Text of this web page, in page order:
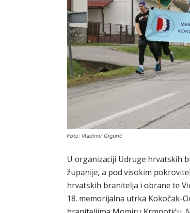
Foto: Vladimir Grgurić
U organizaciji Udruge hrvatskih
županije, a pod visokim
hrvatskih branitelja i obrane te
18. memorijalna utrka Kokočak-